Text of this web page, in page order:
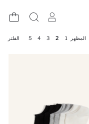
المظهر 1
2
3
4
5 الفلتر